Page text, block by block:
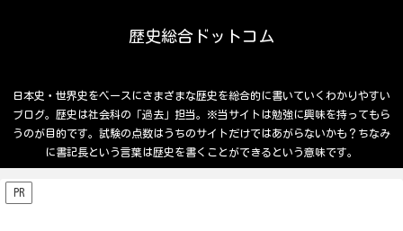
歴史総合ドットコム
日本史・世界史をベースにさまざまな歴史を総合的に書いていくわかりやすい
ブログ。歴史は社会科の「過去」担当。※当サイトは勉強に興味を持ってもら
うのが目的です。試験の点数はうちのサイトだけではあがらないかも？ちなみ
に書記長という言葉は歴史を書くことができるという意味です。
PR